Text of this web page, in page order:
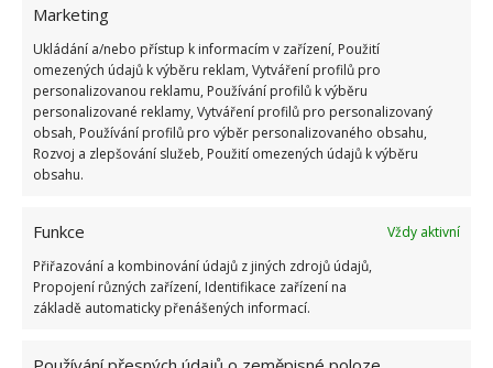
Marketing
Ukládání a/nebo přístup k informacím v zařízení, Použití
omezených údajů k výběru reklam, Vytváření profilů pro
personalizovanou reklamu, Používání profilů k výběru
personalizované reklamy, Vytváření profilů pro personalizovaný
obsah, Používání profilů pro výběr personalizovaného obsahu,
Rozvoj a zlepšování služeb, Použití omezených údajů k výběru
obsahu.
Funkce
Vždy aktivní
Přiřazování a kombinování údajů z jiných zdrojů údajů,
Propojení různých zařízení, Identifikace zařízení na
základě automaticky přenášených informací.
Také skleník si zaslouží před zimou uklidit, začněte
odstraněním všech rostlinných zbytků, ale také
ostatních věcí, které byly používány pro uvazování
nebo upevňování rostlin. Dobré je vykopat ornici a
vyměnit za čerstvou. Případně odstranit kořeny ze
stávají ornice a prolít vroucí vodou nebo roztokem
skleněné tabulky omyjte roztokem formaldehydu.